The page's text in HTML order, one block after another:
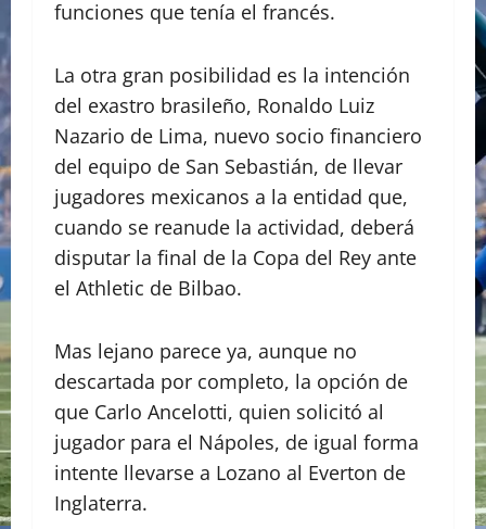
funciones que tenía el francés.
La otra gran posibilidad es la intención
del exastro brasileño, Ronaldo Luiz
Nazario de Lima, nuevo socio financiero
del equipo de San Sebastián, de llevar
jugadores mexicanos a la entidad que,
cuando se reanude la actividad, deberá
disputar la final de la Copa del Rey ante
el Athletic de Bilbao.
Mas lejano parece ya, aunque no
descartada por completo, la opción de
que Carlo Ancelotti, quien solicitó al
jugador para el Nápoles, de igual forma
intente llevarse a Lozano al Everton de
Inglaterra.